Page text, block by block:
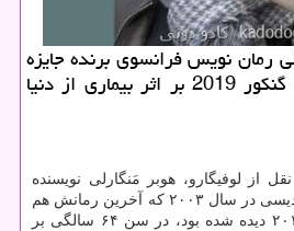
رمان نویس فرانسوی برنده جایزه
مدیسی 2003 و نامزد گنكور 2019 بر اثر بیماری از دنیا
از لوفیگارو، هوبر مَنگارلی نویسنده
فرانسوی و برنده جایزه مدیسی در سال ۲۰۰۳ كه آخرین رمانش هم
در بخش انتخابی گنكور ۲۰۱۹ دیده شده بود، در سن ۶۴ سالگی بر